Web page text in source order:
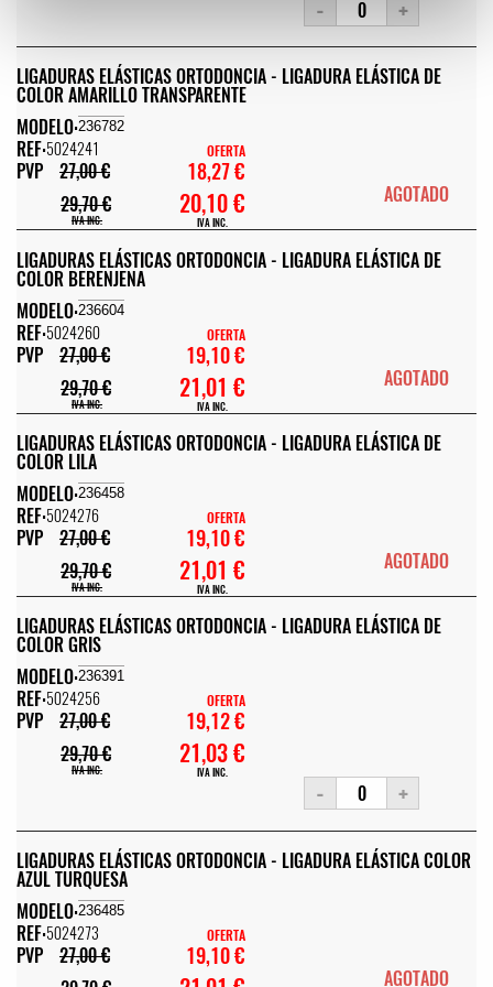
- +
LIGADURAS ELÁSTICAS ORTODONCIA - LIGADURA ELÁSTICA DE
COLOR AMARILLO TRANSPARENTE
MODELO:236782
REF:5024241
PVP
27,00 €
29,70 €
IVA INC.
OFERTA
18,27 €
20,10 €
IVA INC.
AGOTADO
LIGADURAS ELÁSTICAS ORTODONCIA - LIGADURA ELÁSTICA DE
COLOR BERENJENA
MODELO:236604
REF:5024260
PVP
27,00 €
29,70 €
IVA INC.
OFERTA
19,10 €
21,01 €
IVA INC.
AGOTADO
LIGADURAS ELÁSTICAS ORTODONCIA - LIGADURA ELÁSTICA DE
COLOR LILA
MODELO:236458
REF:5024276
PVP
27,00 €
29,70 €
IVA INC.
OFERTA
19,10 €
21,01 €
IVA INC.
AGOTADO
LIGADURAS ELÁSTICAS ORTODONCIA - LIGADURA ELÁSTICA DE
COLOR GRIS
MODELO:236391
REF:5024256
PVP
27,00 €
29,70 €
IVA INC.
OFERTA
19,12 €
21,03 €
IVA INC.
- +
LIGADURAS ELÁSTICAS ORTODONCIA - LIGADURA ELÁSTICA COLOR
AZUL TURQUESA
MODELO:236485
REF:5024273
PVP
27,00 €
OFERTA
19,10 €
AGOTADO